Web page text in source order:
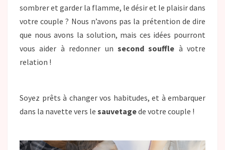
sombrer et garder la flamme, le désir et le plaisir dans
votre couple ? Nous n’avons pas la prétention de dire
que nous avons la solution, mais ces idées pourront
vous aider à redonner un second souffle à votre
relation !
Soyez prêts à changer vos habitudes, et à embarquer
dans la navette vers le sauvetagede votre couple !